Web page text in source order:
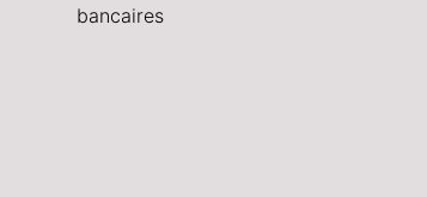
bancaires